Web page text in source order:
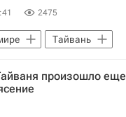
2475
Тайвань
произошло еще